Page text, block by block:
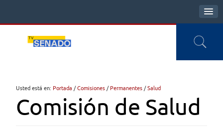
Usted está en: Portada /Comisiones / Permanentes /Salud
Comisión de Salud